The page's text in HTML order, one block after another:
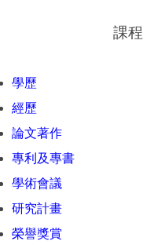
課程
學歷
經歷
論文著作
專利及專書
學術會議
研究計畫
榮譽獎賞